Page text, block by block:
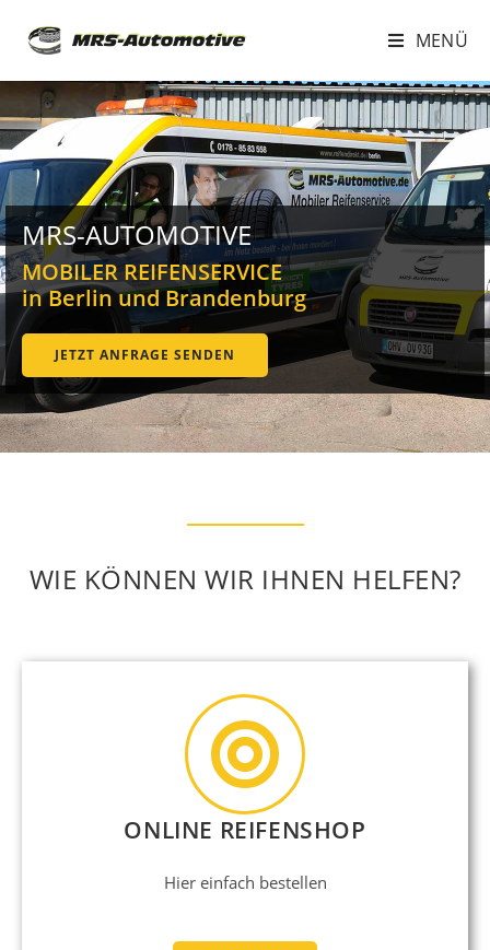
MENÜ
MRS-AUTOMOTIVE
MOBILER REIFENSERVICE
in Berlin und Brandenburg
JETZT ANFRAGE SENDEN
WIE KÖNNEN WIR IHNEN HELFEN?
ONLINE REIFENSHOP
Hier einfach bestellen